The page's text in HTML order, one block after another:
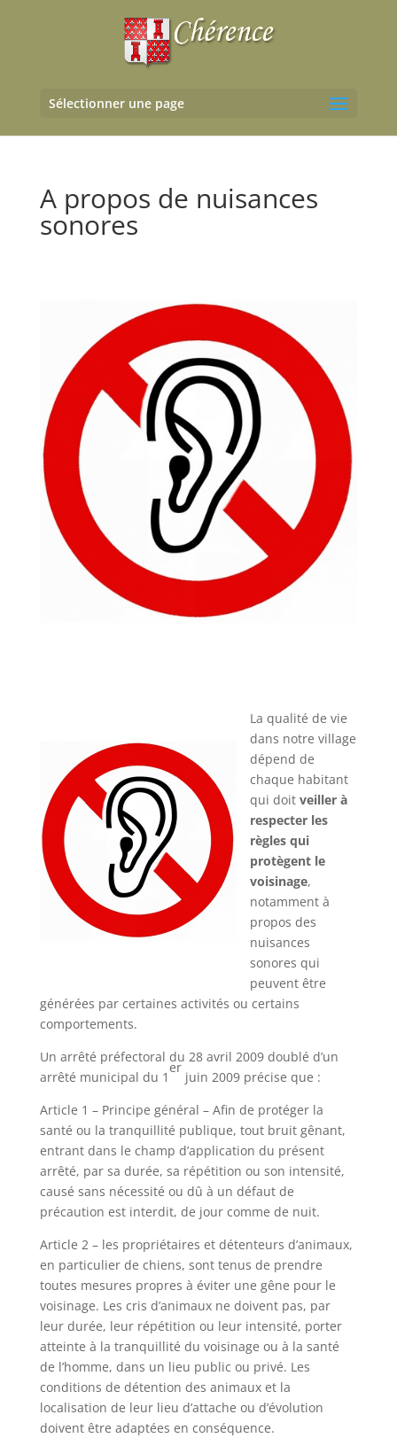
Sélectionner une page
A propos de nuisances
sonores
La qualité de vie
dans notre village
dépend de
chaque habitant
qui doit veiller à
respecter les
règles qui
protègent le
voisinage,
notamment à
propos des
nuisances
sonores qui
peuvent être
générées par certaines activités ou certains
comportements.
Un arrêté préfectoral du 28 avril 2009 doublé d’un
arrêté municipal du 1
er
juin 2009 précise que :
Article 1 – Principe général – Afin de protéger la
santé ou la tranquillité publique, tout bruit gênant,
entrant dans le champ d’application du présent
arrêté, par sa durée, sa répétition ou son intensité,
causé sans nécessité ou dû à un défaut de
précaution est interdit, de jour comme de nuit.
Article 2 – les propriétaires et détenteurs d’animaux,
en particulier de chiens, sont tenus de prendre
toutes mesures propres à éviter une gêne pour le
voisinage. Les cris d’animaux ne doivent pas, par
leur durée, leur répétition ou leur intensité, porter
atteinte à la tranquillité du voisinage ou à la santé
de l’homme, dans un lieu public ou privé. Les
conditions de détention des animaux et la
localisation de leur lieu d’attache ou d’évolution
doivent être adaptées en conséquence.